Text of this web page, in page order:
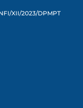
XII/2023/DPMPT